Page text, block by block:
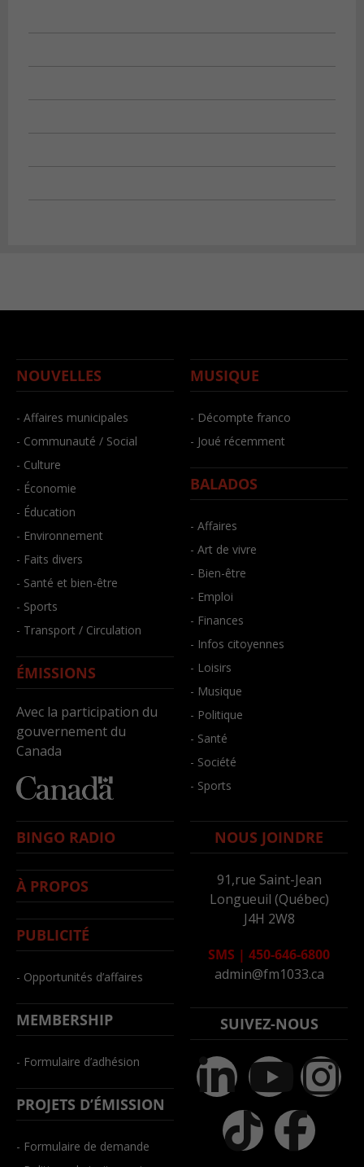
NOUVELLES
- Affaires municipales
- Communauté / Social
- Culture
- Économie
- Éducation
- Environnement
- Faits divers
- Santé et bien-être
- Sports
- Transport / Circulation
ÉMISSIONS
Avec la participation du
gouvernement du
Canada
MUSIQUE
- Décompte franco
- Joué récemment
BALADOS
- Affaires
- Art de vivre
- Bien-être
- Emploi
- Finances
- Infos citoyennes
- Loisirs
- Musique
- Politique
- Santé
- Société
- Sports
BINGO RADIO
À PROPOS
PUBLICITÉ
- Opportunités d’affaires
MEMBERSHIP
- Formulaire d’adhésion
PROJETS D’ÉMISSION
- Formulaire de demande
NOUS JOINDRE
91,rue Saint-Jean
Longueuil (Québec)
J4H 2W8
SMS | 450-646-6800
admin@fm1033.ca
SUIVEZ-NOUS